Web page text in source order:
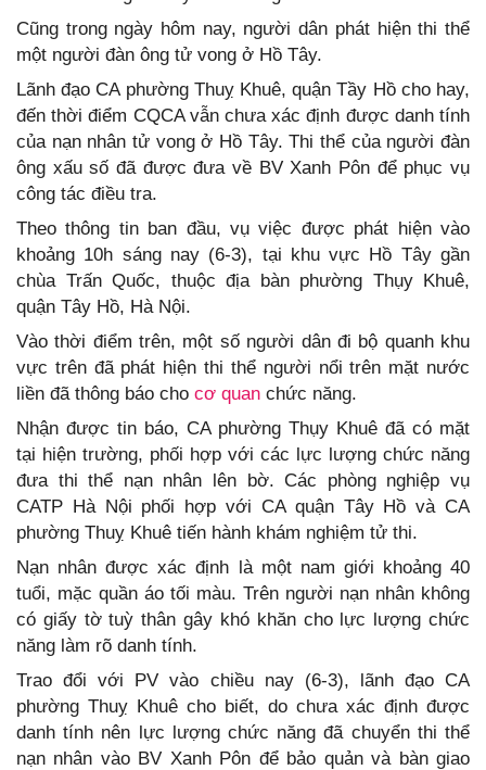
Cũng trong ngày hôm nay, người dân phát hiện thi thể
một người đàn ông tử vong ở Hồ Tây.
Lãnh đạo CA phường Thuỵ Khuê, quận Tầy Hồ cho hay,
đến thời điểm CQCA vẫn chưa xác định được danh tính
của nạn nhân tử vong ở Hồ Tây. Thi thể của người đàn
ông xấu số đã được đưa về BV Xanh Pôn để phục vụ
công tác điều tra.
Theo thông tin ban đầu, vụ việc được phát hiện vào
khoảng 10h sáng nay (6-3), tại khu vực Hồ Tây gần
chùa Trấn Quốc, thuộc địa bàn phường Thụy Khuê,
quận Tây Hồ, Hà Nội.
Vào thời điểm trên, một số người dân đi bộ quanh khu
vực trên đã phát hiện thi thể người nổi trên mặt nước
liền đã thông báo cho cơ quan chức năng.
Nhận được tin báo, CA phường Thụy Khuê đã có mặt
tại hiện trường, phối hợp với các lực lượng chức năng
đưa thi thể nạn nhân lên bờ. Các phòng nghiệp vụ
CATP Hà Nội phối hợp với CA quận Tây Hồ và CA
phường Thuỵ Khuê tiến hành khám nghiệm tử thi.
Nạn nhân được xác định là một nam giới khoảng 40
tuổi, mặc quần áo tối màu. Trên người nạn nhân không
có giấy tờ tuỳ thân gây khó khăn cho lực lượng chức
năng làm rõ danh tính.
Trao đổi với PV vào chiều nay (6-3), lãnh đạo CA
phường Thuỵ Khuê cho biết, do chưa xác định được
danh tính nên lực lượng chức năng đã chuyển thi thể
nạn nhân vào BV Xanh Pôn để bảo quản và bàn giao